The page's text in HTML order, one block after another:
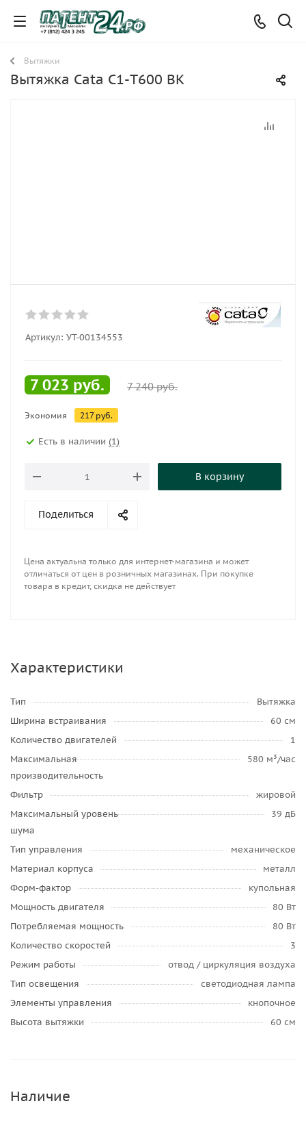
Вытяжки
Вытяжка Cata C1-T600 BK
Артикул: УТ-00134553
7 023 руб. 7 240руб.
Экономия 217руб.
Есть в наличии (1)
В корзину
Поделиться
Цена актуальна только для интернет-магазина и может
отличаться от цен в розничных магазинах. При покупке
товара в кредит, скидка не действует
Характеристики
Тип
Вытяжка
Ширина встраивания
60 см
Количество двигателей
1
Максимальная
производительность
580 м³/час
Фильтр
жировой
Максимальный уровень
шума
39 дБ
Тип управления
механическое
Материал корпуса
металл
Форм-фактор
купольная
Мощность двигателя
80 Вт
Потребляемая мощность
80 Вт
Количество скоростей
3
Режим работы
отвод / циркуляция воздуха
Тип освещения
светодиодная лампа
Элементы управления
кнопочное
Высота вытяжки
60 см
Наличие